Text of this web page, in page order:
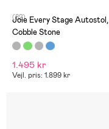
(82)
Joie Every Stage Autostol,
Cobble Stone
1.495 kr
Vejl. pris: 1.899 kr